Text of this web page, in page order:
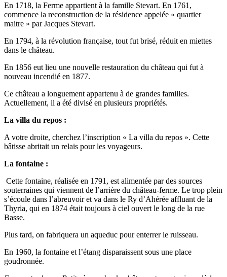
En 1718, la Ferme appartient à la famille Stevart. En 1761,
commence la reconstruction de la résidence appelée « quartier
maitre » par Jacques Stevart.
En 1794, à la révolution française, tout fut brisé, réduit en miettes
dans le château.
En 1856 eut lieu une nouvelle restauration du château qui fut à
nouveau incendié en 1877.
Ce château a longuement appartenu à de grandes familles.
Actuellement, il a été divisé en plusieurs propriétés.
La villa du repos :
A votre droite, cherchez l’inscription « La villa du repos ». Cette
bâtisse abritait un relais pour les voyageurs.
La fontaine :
Cette fontaine, réalisée en 1791, est alimentée par des sources
souterraines qui viennent de l’arrière du château-ferme. Le trop plein
s’écoule dans l’abreuvoir et va dans le Ry d’Ahérée affluant de la
Thyria, qui en 1874 était toujours à ciel ouvert le long de la rue
Basse.
Plus tard, on fabriquera un aqueduc pour enterrer le ruisseau.
En 1960, la fontaine et l’étang disparaissent sous une place
goudronnée.